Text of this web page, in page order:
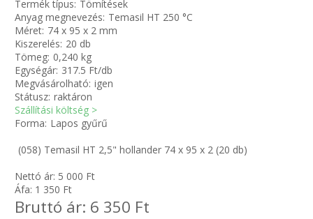
SIMÍTÓZÁRAS TASAK
KÖTÖZŐK-JELÖLŐK-IRATTARTÓK
Termék típus: Tömítések
Anyag megnevezés: Temasil HT 250 °C
Méret: 74 x 95 x 2 mm
Kiszerelés: 20 db
Tömeg: 0,240 kg
Egységár: 317.5 Ft/db
Megvásárolható: igen
Státusz: raktáron
Szállítási költség >
Forma: Lapos gyűrű
(058) Temasil HT 2,5" hollander 74 x 95 x 2 (20 db)
Nettó ár: 5 000 Ft
Áfa: 1 350 Ft
Bruttó ár: 6 350 Ft